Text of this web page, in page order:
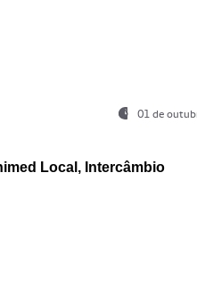
01 de
Local, Intercâmbio